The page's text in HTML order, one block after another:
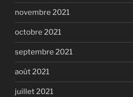
novembre 2021
octobre 2021
septembre 2021
août 2021
juillet 2021